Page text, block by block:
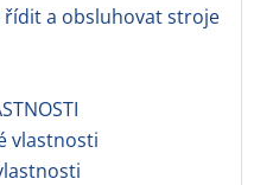
řídit a obsluhovat stroje
vlastnosti